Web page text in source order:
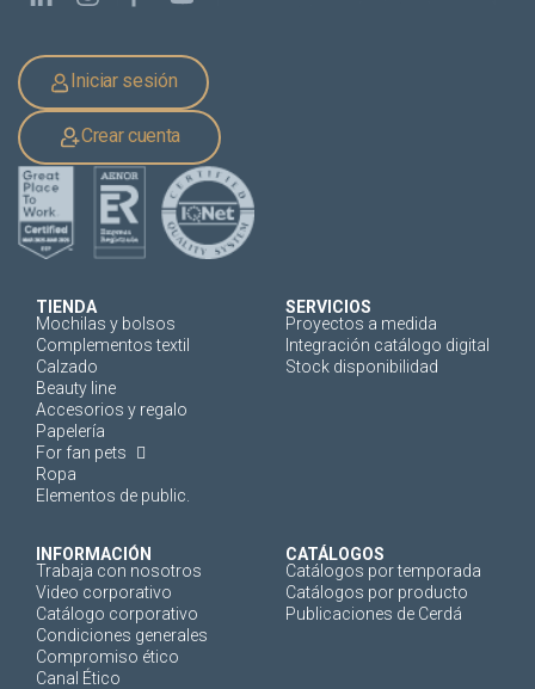
Iniciar sesión
Crear cuenta
TIENDA
Mochilas y bolsos
Complementos textil
Calzado
Beauty line
Accesorios y regalo
Papelería
For fan pets
Ropa
Elementos de public.
SERVICIOS
Proyectos a medida
Integración catálogo digital
Stock disponibilidad
INFORMACIÓN
Trabaja con nosotros
Video corporativo
Catálogo corporativo
Condiciones generales
Compromiso ético
Canal Ético
CATÁLOGOS
Catálogos por temporada
Catálogos por producto
Publicaciones de Cerdá